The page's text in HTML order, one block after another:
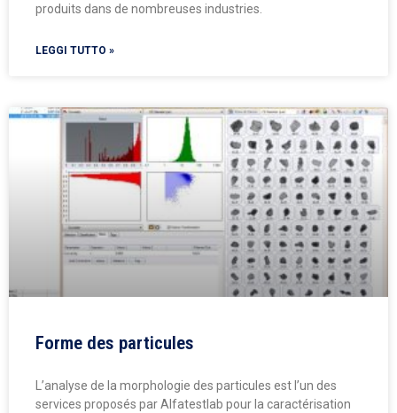
produits dans de nombreuses industries.
LEGGI TUTTO »
Forme des particules
L’analyse de la morphologie des particules est l’un des
services proposés par Alfatestlab pour la caractérisation